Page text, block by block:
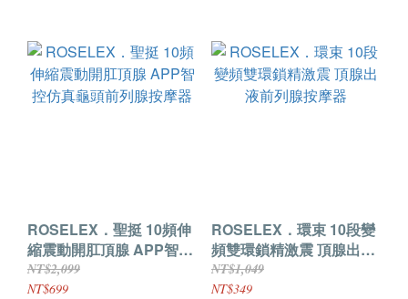
ROSELEX．聖挺 10頻伸
縮震動開肛頂腺 APP智控
仿真龜頭前列腺按摩器
NT$2,099
NT$699
ROSELEX．環束 10段變
頻雙環鎖精激震 頂腺出液
前列腺按摩器
NT$1,049
NT$349